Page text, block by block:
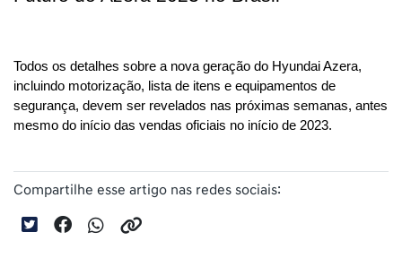
Todos os detalhes sobre a nova geração do Hyundai Azera,
incluindo motorização, lista de itens e equipamentos de
segurança, devem ser revelados nas próximas semanas, antes
mesmo do início das vendas oficiais no início de 2023.
Compartilhe esse artigo nas redes sociais: